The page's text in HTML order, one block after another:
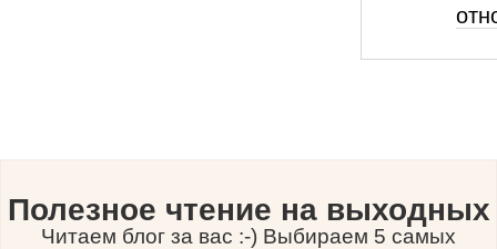
Полезное чтение на выходных
Читаем блог за вас :-) Выбираем 5 самых